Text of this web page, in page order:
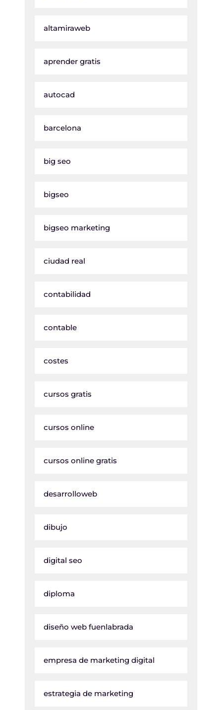
altamiraweb
aprender gratis
autocad
barcelona
big seo
bigseo
bigseo marketing
ciudad real
contabilidad
contable
costes
cursos gratis
cursos online
cursos online gratis
desarrolloweb
dibujo
digital seo
diploma
diseño web fuenlabrada
empresa de marketing digital
estrategia de marketing